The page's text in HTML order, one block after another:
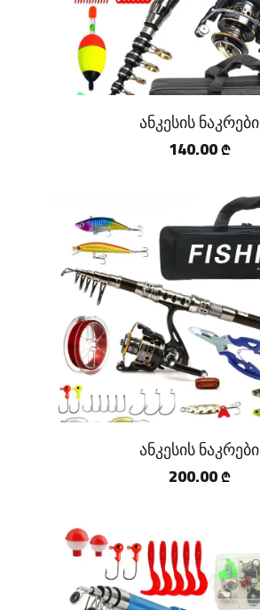
ანკესის ნაკრები
140.00 ₾
ანკესის ნაკრები
200.00 ₾